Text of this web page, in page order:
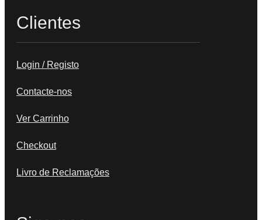
Clientes
Login / Registo
Contacte-nos
Ver Carrinho
Checkout
Livro de Reclamações